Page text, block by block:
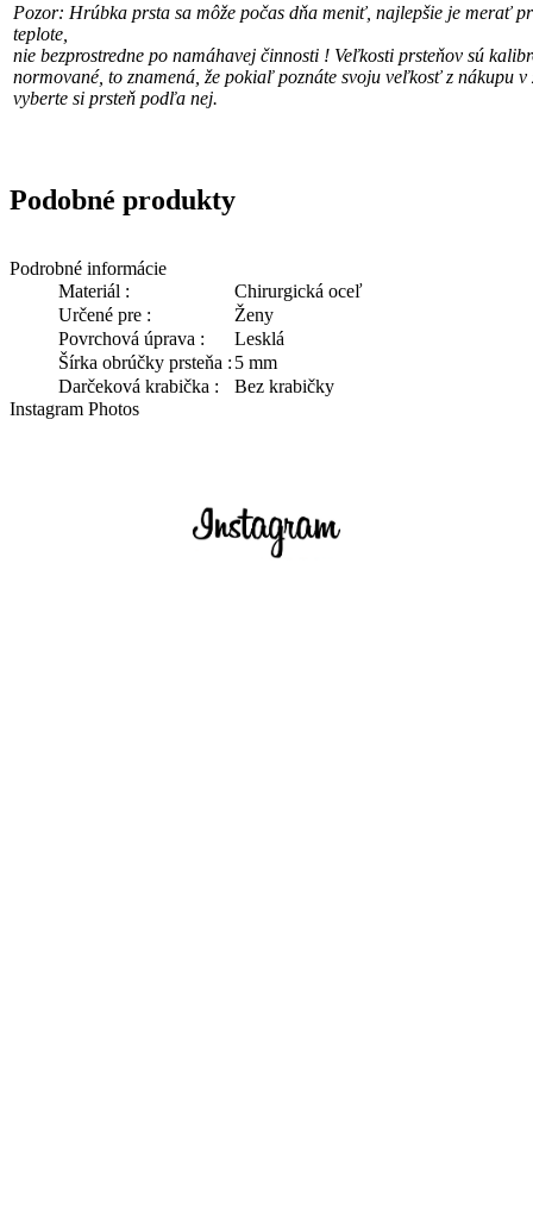
Pozor: Hrúbka prsta sa môže počas dňa meniť, najlepšie je merať
teplote,
nie bezprostredne po namáhavej činnosti ! Veľkosti prsteňov sú
normované, to znamená, že pokiaľ poznáte svoju veľkosťz nákupu v
vyberte si prsteň podľa nej.
Podrobné informácie
Materiál :
Chirurgická oceľ
Určené pre :
Ženy
Povrchová úprava :
Lesklá
Šírka obrúčky prsteňa : 5 mm
Darčeková krabička :
Bez krabičky
Instagram Photos
Podobné produkty